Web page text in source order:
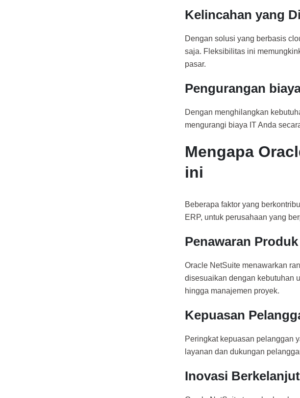
Kelincahan yang
Dengan solusi yang berbasis
saja. Fleksibilitas ini
pasar.
Pengurangan
Dengan menghilangkan
mengurangi biaya IT Anda
Mengapa
ini
Beberapa faktor yang
ERP, untuk perusahaan yang
Penawaran
Oracle NetSuite menawarkan
disesuaikan dengan kebutuhan
hingga manajemen proyek.
Kepuasan
Peringkat kepuasan pelanggan
layanan dan dukungan
Inovasi